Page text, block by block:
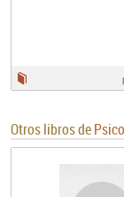
Otros libros de